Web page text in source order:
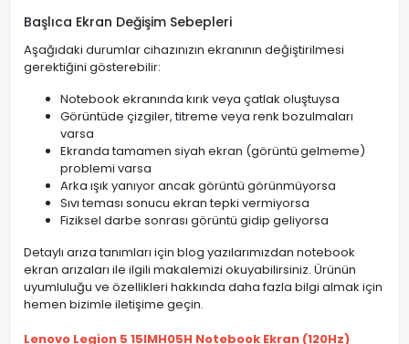
Başlıca Ekran Değişim Sebepleri
Aşağıdaki durumlar cihazınızın ekranının değiştirilmesi
gerektiğini gösterebilir:
Notebook ekranında kırık veya çatlak oluştuysa
Görüntüde çizgiler, titreme veya renk bozulmaları
varsa
Ekranda tamamen siyah ekran (görüntü gelmeme)
problemi varsa
Arka ışık yanıyor ancak görüntü görünmüyorsa
Sıvı teması sonucu ekran tepki vermiyorsa
Fiziksel darbe sonrası görüntü gidip geliyorsa
Detaylı arıza tanımları için blog yazılarımızdan notebook
ekran arızaları ile ilgili makalemizi okuyabilirsiniz. Ürünün
uyumluluğu ve özellikleri hakkında daha fazla bilgi almak için
hemen bizimle iletişime geçin.
Lenovo Legion 5 15IMH05H Notebook Ekran (120Hz)